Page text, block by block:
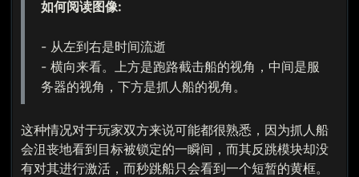
如何阅读图像:
- 从左到右是时间流逝
- 横向来看。上方是跑路截击船的视角，中间是服
务器的视角，下方是抓人船的视角。
这种情况对于玩家双方来说可能都很熟悉，因为抓人船
会沮丧地看到目标被锁定的一瞬间，而其反跳模块却没
有对其进行激活，而秒跳船只会看到一个短暂的黄框。